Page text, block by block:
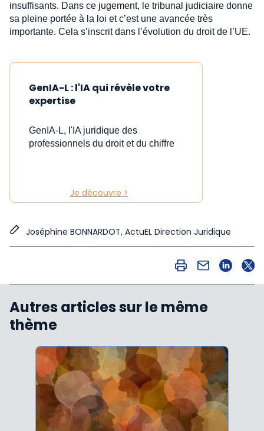
insuffisants. Dans ce jugement, le tribunal judiciaire donne
sa pleine portée à la loi et c’est une avancée très
importante. Cela s’inscrit dans l’évolution du droit de l’UE.
GenIA-L : l'IA qui révèle votre
expertise
GenIA-L, l'IA juridique des
professionnels du droit et du chiffre
Je découvre >
Joséphine BONNARDOT, ActuEL Direction Juridique
Autres articles sur le même
thème